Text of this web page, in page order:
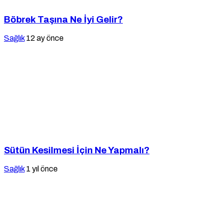
Böbrek Taşına Ne İyi Gelir?
Sağlık 12 ay önce
Sütün Kesilmesi İçin Ne Yapmalı?
Sağlık 1 yıl önce